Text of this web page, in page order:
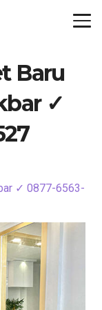
Baru
✓
✓ 0877-6563-